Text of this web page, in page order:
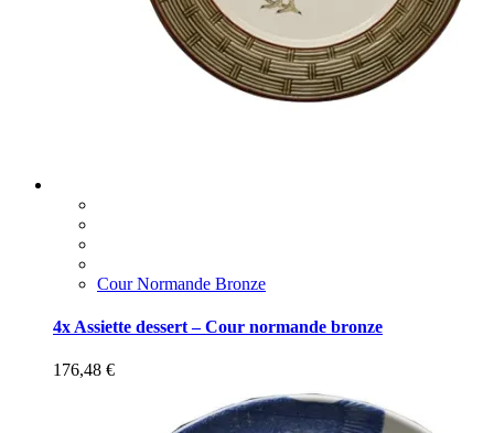
Cour Normande Bronze
4x Assiette dessert – Cour normande bronze
176,48 €